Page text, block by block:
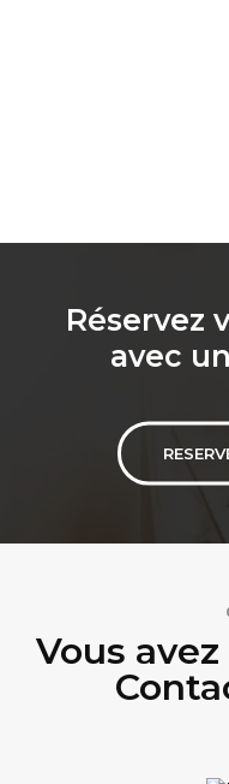
Réservez
avec
Vous